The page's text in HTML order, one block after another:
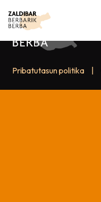
Pribatutasun politika